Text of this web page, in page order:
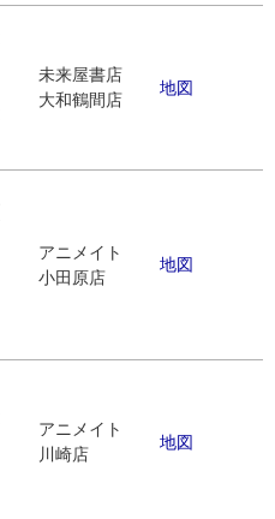
未来屋書店
大和鶴間店
地図
アニメイト
小田原店
地図
アニメイト
川崎店
地図